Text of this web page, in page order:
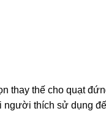
thay thế cho quạt
người thích sử dụng